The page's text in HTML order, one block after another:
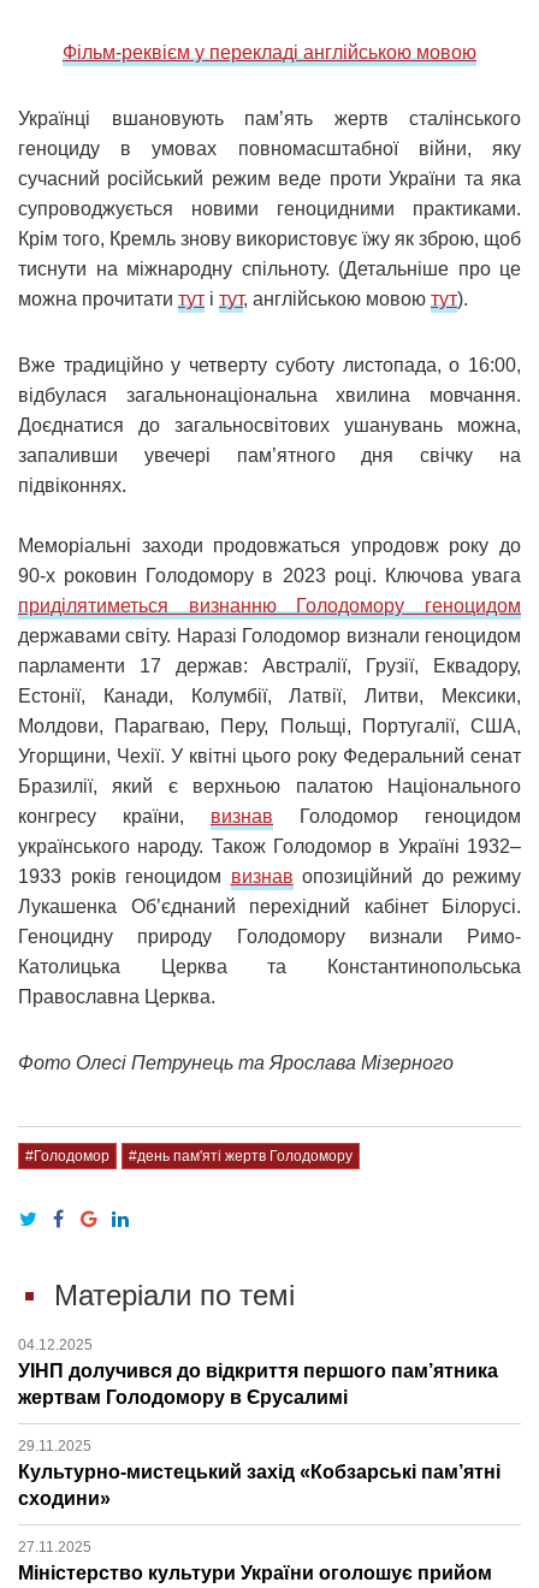
Фільм-реквієм у перекладі англійською мовою
Українці вшановують пам’ять жертв сталінського
геноциду в умовах повномасштабної війни, яку
сучасний російський режим веде проти України та яка
супроводжується новими геноцидними практиками.
Крім того, Кремль знову використовує їжу як зброю, щоб
тиснути на міжнародну спільноту. (Детальніше про це
можна прочитати тут і тут, англійською мовою тут).
Вже традиційно у четверту суботу листопада, о 16:00,
відбулася загальнонаціональна хвилина мовчання.
Доєднатися до загальносвітових ушанувань можна,
запаливши увечері пам’ятного дня свічку на
підвіконнях.
Меморіальні заходи продовжаться упродовж року до
90-х роковин Голодомору в 2023 році. Ключова увага
приділятиметься визнанню Голодомору геноцидом
державами світу. Наразі Голодомор визнали геноцидом
парламенти 17 держав: Австралії, Грузії, Еквадору,
Естонії, Канади, Колумбії, Латвії, Литви, Мексики,
Молдови, Парагваю, Перу, Польщі, Португалії, США,
Угорщини, Чехії. У квітні цього року Федеральний сенат
Бразилії, який є верхньою палатою Національного
конгресу країни, визнав Голодомор геноцидом
українського народу. Також Голодомор в Україні 1932–
1933 років геноцидом визнав опозиційний до режиму
Лукашенка Об’єднаний перехідний кабінет Білорусі.
Геноцидну природу Голодомору визнали Римо-
Католицька Церква та Константинопольська
Православна Церква.
Фото Олесі Петрунець та Ярослава Мізерного
#Голодомор #день пам'яті жертв Голодомору
Матеріали по темі
04.12.2025
УІНП долучився до відкриття першого пам’ятника
жертвам Голодомору в Єрусалимі
29.11.2025
Культурно-мистецький захід «Кобзарські пам’ятні
сходини»
27.11.2025
Міністерство культури України оголошує прийом